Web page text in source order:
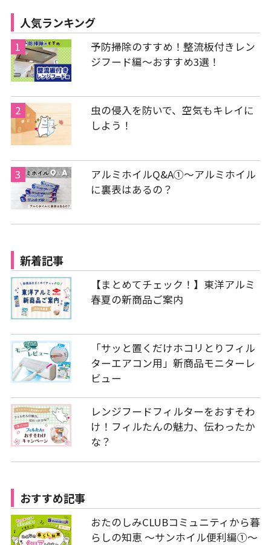
人気ランキング
予防掃除のすすめ！整流板付きレン
ジフード編～おすすめ3選！
虫の侵入を防いで、空気もキレイに
しよう！
アルミホイルQ&A①～アルミホイル
に裏表はあるの？
新着記事
【まとめてチェック！】東洋アルミ
春夏の新商品ご案内
「サッと置くだけホコリとりフィル
ターエアコン用」新商品モニターレ
ビュー
レンジフードフィルターをおすそわ
け！フィルたんの魅力、伝わったか
な？
おすすめ記事
おたのしみCLUBコミュニティから暮
らしの知恵 ～サンホイル便利編①～